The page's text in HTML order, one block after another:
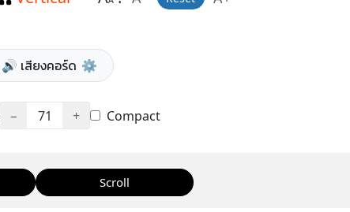
🔊 เสียงคอร์ด ⚙️
− 71 + Compact
Scroll